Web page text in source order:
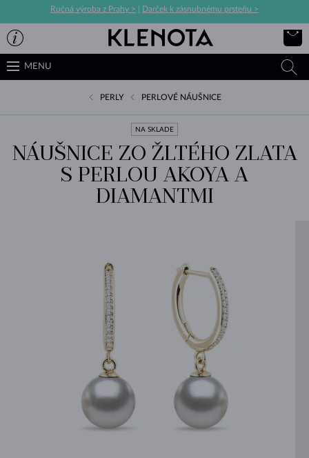
Ručná výroba z Prahy > Darček k zásnubnému prsteňu >
MENU
PERLY PERLOVÉ NÁUŠNICE
NA SKLADE
NÁUŠNICE ZO ŽLTÉHO ZLATA
S PERLOU AKOYA A
DIAMANTMI